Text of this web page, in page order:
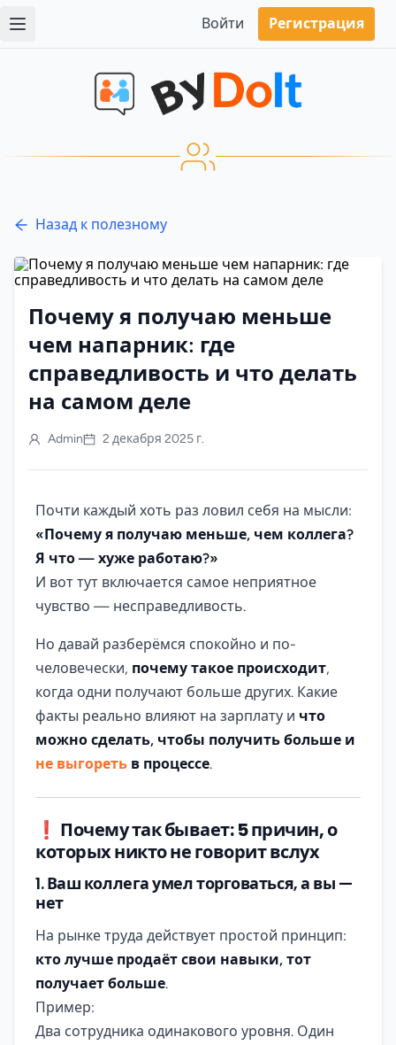
Войти Регистрация
Назад к полезному
Почему я получаю меньше
чем напарник: где
справедливость и что делать
на самом деле
Admin 2 декабря 2025 г.
Почти каждый хоть раз ловил себя на мысли:
«Почему я получаю меньше, чем коллега?
Я что — хуже работаю?»
И вот тут включается самое неприятное
чувство — несправедливость.
Но давай разберёмся спокойно и по-
человечески, почему такое происходит,
когда одни получают больше других. Какие
факты реально влияют на зарплату и что
можно сделать, чтобы получить больше и
не выгореть в процессе.
❗ Почему так бывает: 5 причин, о
которых никто не говорит вслух
1. Ваш коллега умел торговаться, а вы —
нет
На рынке труда действует простой принцип:
кто лучше продаёт свои навыки, тот
получает больше.
Пример:
Два сотрудника одинакового уровня. Один